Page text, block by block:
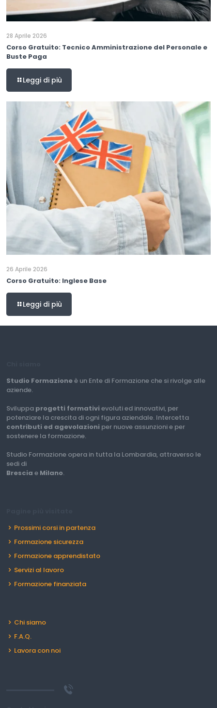
28 Aprile 2026
Corso Gratuito: Tecnico Amministrazione del Personale e
Buste Paga
Leggi di più
26 Aprile 2026
Corso Gratuito: Inglese Base
Leggi di più
Studio Formazioneè un Ente di Formazione che si rivolge alle
aziende.
Sviluppa progetti formativi evoluti ed innovativi, per
potenziare la crescita di ogni figura aziendale. Intercetta
contributi ed agevolazioni per nuove assunzioni e per
sostenere la formazione.
Studio Formazione opera in tutta la Lombardia, attraverso le
sedi di
Brescia e Milano.
Prossimi corsi in partenza
Formazione sicurezza
Formazione apprendistato
Servizi al lavoro
Formazione finanziata
Chi siamo
F.A.Q.
Lavora con noi